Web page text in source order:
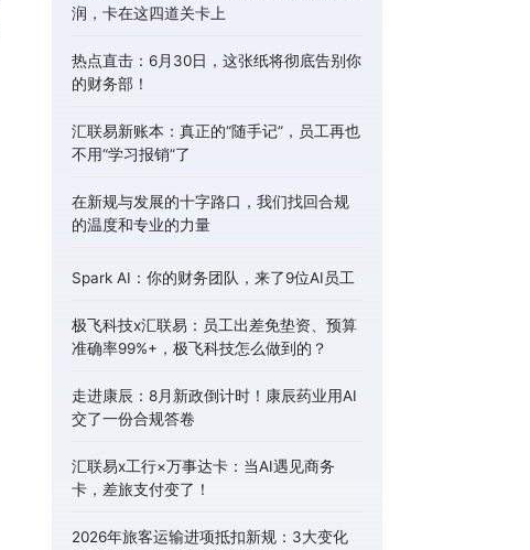
润，卡在这四道关卡上
热点直击：6月30日，这张纸将彻底告别你
的财务部！
汇联易新账本：真正的“随手记”，员工再也
不用“学习报销”了
在新规与发展的十字路口，我们找回合规
的温度和专业的力量
Spark AI：你的财务团队，来了9位AI员工
极飞科技x汇联易：员工出差免垫资、预算
准确率99%+，极飞科技怎么做到的？
走进康辰：8月新政倒计时！康辰药业用AI
交了一份合规答卷
汇联易x工行×万事达卡：当AI遇见商务
卡，差旅支付变了！
2026年旅客运输进项抵扣新规：3大变化